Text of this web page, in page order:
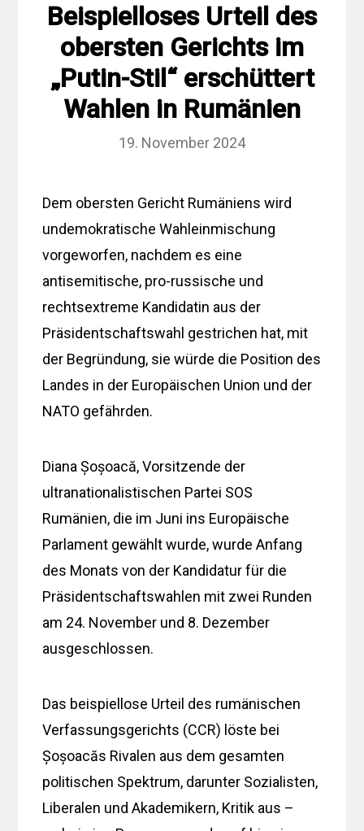
Beispielloses Urteil des
obersten Gerichts im
„Putin-Stil“ erschüttert
Wahlen in Rumänien
19. November 2024
Dem obersten Gericht Rumäniens wird
undemokratische Wahleinmischung
vorgeworfen, nachdem es eine
antisemitische, pro-russische und
rechtsextreme Kandidatin aus der
Präsidentschaftswahl gestrichen hat, mit
der Begründung, sie würde die Position des
Landes in der Europäischen Union und der
NATO gefährden.
Diana Șoșoacă, Vorsitzende der
ultranationalistischen Partei SOS
Rumänien, die im Juni ins Europäische
Parlament gewählt wurde, wurde Anfang
des Monats von der Kandidatur für die
Präsidentschaftswahlen mit zwei Runden
am 24. November und 8. Dezember
ausgeschlossen.
Das beispiellose Urteil des rumänischen
Verfassungsgerichts (CCR) löste bei
Șoșoacăs Rivalen aus dem gesamten
politischen Spektrum, darunter Sozialisten,
Liberalen und Akademikern, Kritik aus –